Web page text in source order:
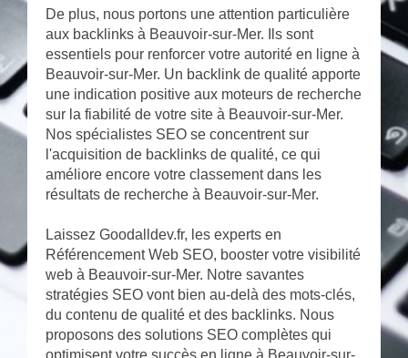
De plus, nous portons une attention particulière
aux backlinks à Beauvoir-sur-Mer. Ils sont
essentiels pour renforcer votre autorité en ligne à
Beauvoir-sur-Mer. Un backlink de qualité apporte
une indication positive aux moteurs de recherche
sur la fiabilité de votre site à Beauvoir-sur-Mer.
Nos spécialistes SEO se concentrent sur
l'acquisition de backlinks de qualité, ce qui
améliore encore votre classement dans les
résultats de recherche à Beauvoir-sur-Mer.
Laissez Goodalldev.fr, les experts en
Référencement Web SEO, booster votre visibilité
web à Beauvoir-sur-Mer. Notre savantes
stratégies SEO vont bien au-delà des mots-clés,
du contenu de qualité et des backlinks. Nous
proposons des solutions SEO complètes qui